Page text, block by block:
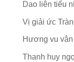
Dao liên tiểu
Vị giải ức
Hương vu vân
Thanh huy